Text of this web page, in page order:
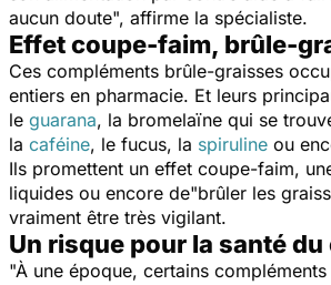
aucun doute", affirme la spécialiste.
Effet coupe-faim, brûle-
Ces compléments brûle-graisses
entiers en pharmacie. Et leurs
le guarana, la bromelaïne qui se
la caféine, le fucus, la spiruline ou
Ils promettent un effet coupe-faim,
liquides ou encore de"brûler les
vraiment être très vigilant.
Un risque pour la santé du
"À une époque, certains